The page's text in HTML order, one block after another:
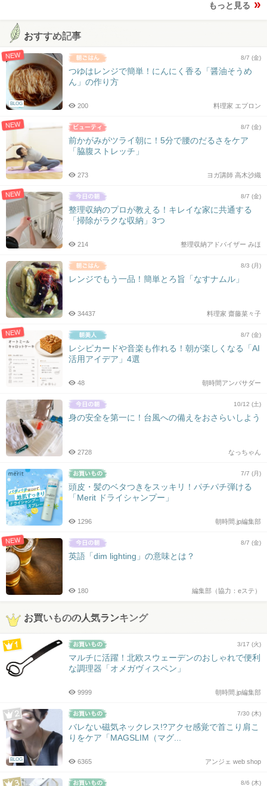
もっと見る
おすすめ記事
NEW
BLOG
8/7 (金)
つゆはレンジで簡単！にんにく香る「醤油そうめ
ん」の作り方
料理家 エプロン
200
NEW 8/7 (金)
前かがみがツライ朝に！5分で腰のだるさをケア
「脇腹ストレッチ」
ヨガ講師 高木沙織
273
NEW 8/7 (金)
整理収納のプロが教える！キレイな家に共通する
「掃除がラクな収納」3つ
整理収納アドバイザー みほ
214
8/3 (月)
レンジでもう一品！簡単とろ旨「なすナムル」
料理家 齋藤菜々子
34437
NEW 8/7 (金)
レシピカードや音楽も作れる！朝が楽しくなる「AI
活用アイデア」4選
朝時間アンバサダー
48
10/12 (土)
身の安全を第一に！台風への備えをおさらいしよう
なっちゃん
2728
7/7 (月)
頭皮・髪のベタつきをスッキリ！パチパチ弾ける
「Merit ドライシャンプー」
朝時間.jp編集部
1296
NEW 8/7 (金)
英語「dim lighting」の意味とは？
編集部（協力：eステ）
180
お買いものの人気ランキング
3/17 (火)
マルチに活躍！北欧スウェーデンのおしゃれで便利
な調理器「オメガヴィスペン」
朝時間.jp編集部
9999
BLOG
7/30 (木)
バレない磁気ネックレス!?アクセ感覚で首こり肩こ
りをケア「MAGSLIM（マグ...
アンジェ web shop
6365
8/6 (木)